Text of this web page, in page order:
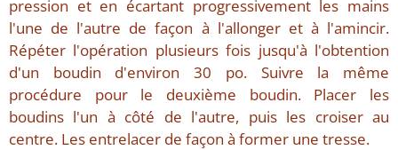
pression et en écartant progressivement les mains
l'une de l'autre de façon à l'allonger et à l'amincir.
Répéter l'opération plusieurs fois jusqu'à l'obtention
d'un boudin d'environ 30 po. Suivre la même
procédure pour le deuxième boudin. Placer les
boudins l'un à côté de l'autre, puis les croiser au
centre. Les entrelacer de façon à former une tresse.